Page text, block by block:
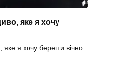
яке я хочу
я хочу берегти вічно.